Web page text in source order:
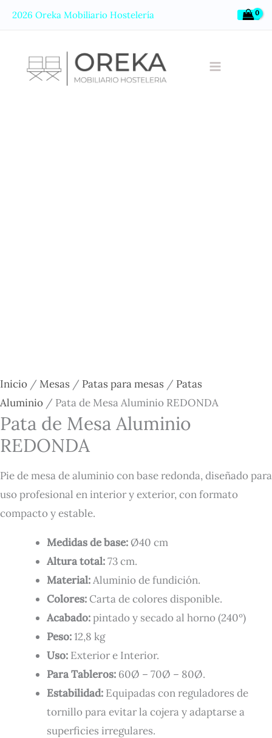
2026 Oreka Mobiliario Hostelería
Inicio / Mesas / Patas para mesas / Patas
Aluminio / Pata de Mesa Aluminio REDONDA
Pata de Mesa Aluminio
REDONDA
Pie de mesa de aluminio con base redonda, diseñado para
uso profesional en interior y exterior, con formato
compacto y estable.
Medidas de base:Ø40 cm
Altura total:73 cm.
Material:Aluminio de fundición.
Colores:Carta de colores disponible.
Acabado:pintado y secado al horno (240º)
Peso:12,8 kg
Uso:Exterior e Interior.
Para Tableros:60Ø – 70Ø – 80Ø.
Estabilidad:Equipadas con reguladores de
tornillo para evitar la cojera y adaptarse a
superficies irregulares.